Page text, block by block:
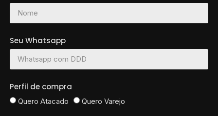
Seu Whatsapp
Perfil de compra
Quero Atacado Quero Varejo